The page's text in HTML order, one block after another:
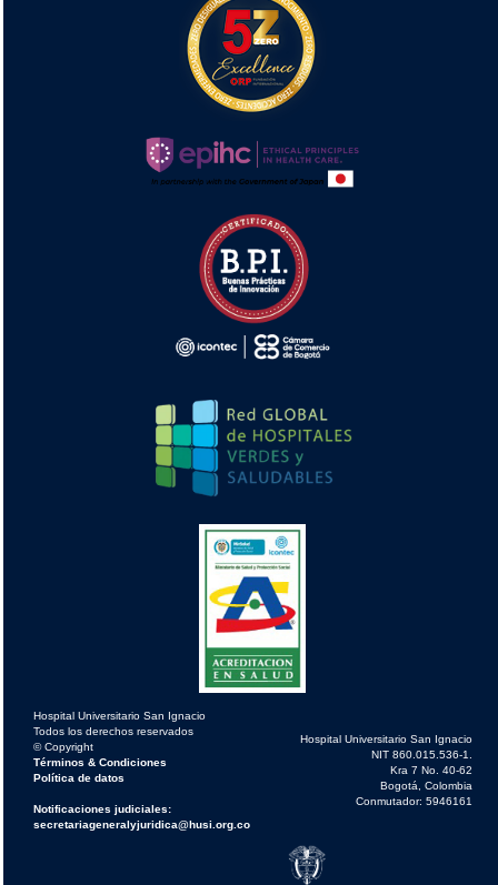
Hospital Universitario San Ignacio
Todos los derechos reservados
© Copyright
Términos & Condiciones
Política de datos
Notificaciones judiciales:
secretariageneralyjuridica@husi.org.co
Hospital Universitario San Ignacio
NIT 860.015.536-1.
Kra 7 No. 40-62
Bogotá, Colombia
Conmutador: 5946161